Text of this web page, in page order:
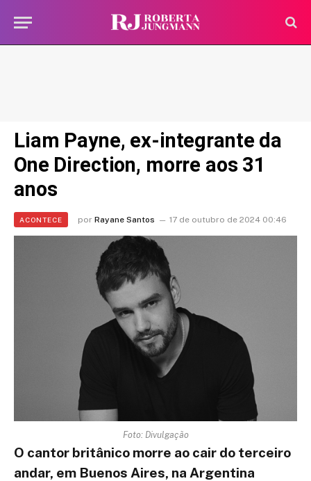
Liam Payne, ex-integrante da
One Direction, morre aos 31
anos
ACONTECE por Rayane Santos 17 de outubro de 2024 00:46
Foto: Divulgação
O cantor britânico morre ao cair do terceiro
andar, em Buenos Aires, na Argentina